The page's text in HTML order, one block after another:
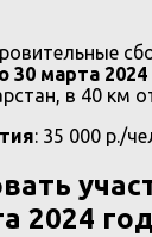
30 марта 2024
в 40 км
: 35 000 р./
2024